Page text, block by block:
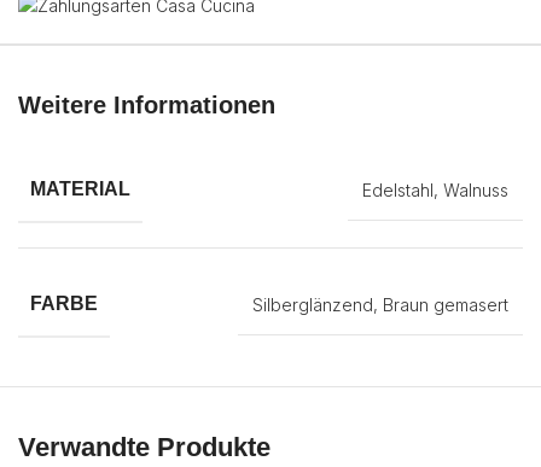
Weitere Informationen
MATERIAL Edelstahl, Walnuss
FARBE Silberglänzend, Braun gemasert
Verwandte Produkte